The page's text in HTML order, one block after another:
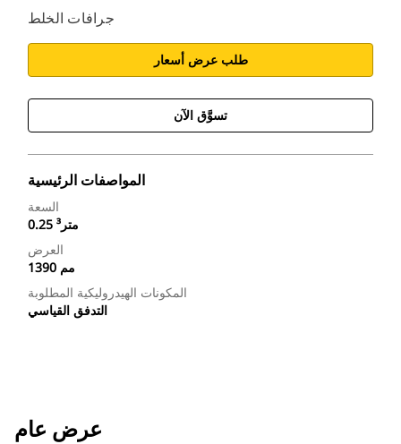
جرافات الخلط
طلب عرض أسعار
تسوَّق الآن
المواصفات الرئيسية
السعة
0.25 متر³
العرض
1390 مم
المكونات الهيدروليكية المطلوبة
التدفق القياسي
عرض عام